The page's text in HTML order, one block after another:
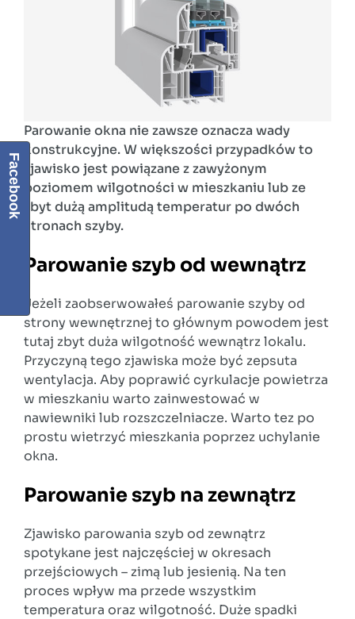
Parowanie okna nie zawsze oznacza wady
konstrukcyjne. W większości przypadków to
zjawisko jest powiązane z zawyżonym
poziomem wilgotności w mieszkaniu lub ze
zbyt dużą amplitudą temperatur po dwóch
stronach szyby.
Parowanie szyb od wewnątrz
Jeżeli zaobserwowałeś parowanie szyby od
strony wewnętrznej to głównym powodem jest
tutaj zbyt duża wilgotność wewnątrz lokalu.
Przyczyną tego zjawiska może być zepsuta
wentylacja. Aby poprawić cyrkulacje powietrza
w mieszkaniu warto zainwestować w
nawiewniki lub rozszczelniacze. Warto tez po
prostu wietrzyć mieszkania poprzez uchylanie
okna.
Parowanie szyb na zewnątrz
Zjawisko parowania szyb od zewnątrz
spotykane jest najczęściej w okresach
przejściowych – zimą lub jesienią. Na ten
proces wpływ ma przede wszystkim
temperatura oraz wilgotność. Duże spadki
Facebook